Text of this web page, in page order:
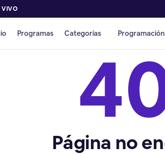
VIVO
Programas Categorías Programación
Página no